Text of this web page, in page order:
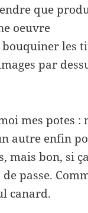
que
oeuvre
les
par
mes potes :
autre enfin
mais bon, si
passe.
canard.